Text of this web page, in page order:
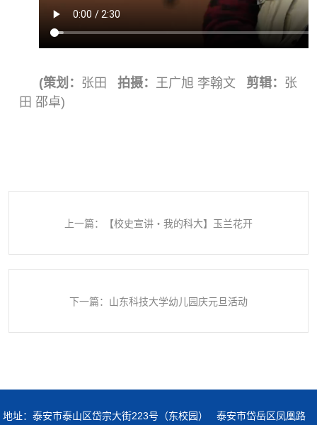
(策划： 张田 拍摄： 王广旭 李翰文 剪辑： 张
田 邵卓)
上一篇：【校史宣讲・我的科大】玉兰花开
下一篇：山东科技大学幼儿园庆元旦活动
地址：泰安市泰山区岱宗大街223号（东校园） 泰安市岱岳区凤凰路